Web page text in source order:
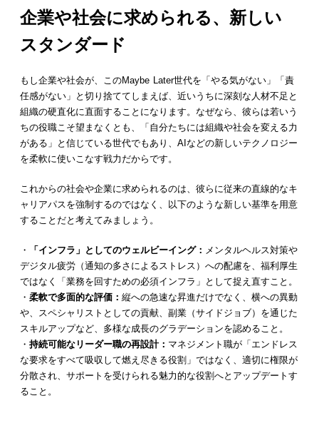
企業や社会に求められる、新しい
スタンダード
もし企業や社会が、このMaybe Later世代を「やる気がない」「責
任感がない」と切り捨ててしまえば、近いうちに深刻な人材不足と
組織の硬直化に直面することになります。なぜなら、彼らは若いう
ちの役職こそ望まなくとも、「自分たちには組織や社会を変える力
がある」と信じている世代でもあり、AIなどの新しいテクノロジー
を柔軟に使いこなす戦力だからです。
これからの社会や企業に求められるのは、彼らに従来の直線的なキ
ャリアパスを強制するのではなく、以下のような新しい基準を用意
することだと考えてみましょう。
・ 「インフラ」としてのウェルビーイング： メンタルヘルス対策や
デジタル疲労（通知の多さによるストレス）への配慮を、福利厚生
ではなく「業務を回すための必須インフラ」として捉え直すこと。
・ 柔軟で多面的な評価： 縦への急速な昇進だけでなく、横への異動
や、スペシャリストとしての貢献、副業（サイドジョブ）を通じた
スキルアップなど、多様な成長のグラデーションを認めること。
・ 持続可能なリーダー職の再設計： マネジメント職が「エンドレス
な要求をすべて吸収して燃え尽きる役割」ではなく、適切に権限が
分散され、サポートを受けられる魅力的な役割へとアップデートす
ること。